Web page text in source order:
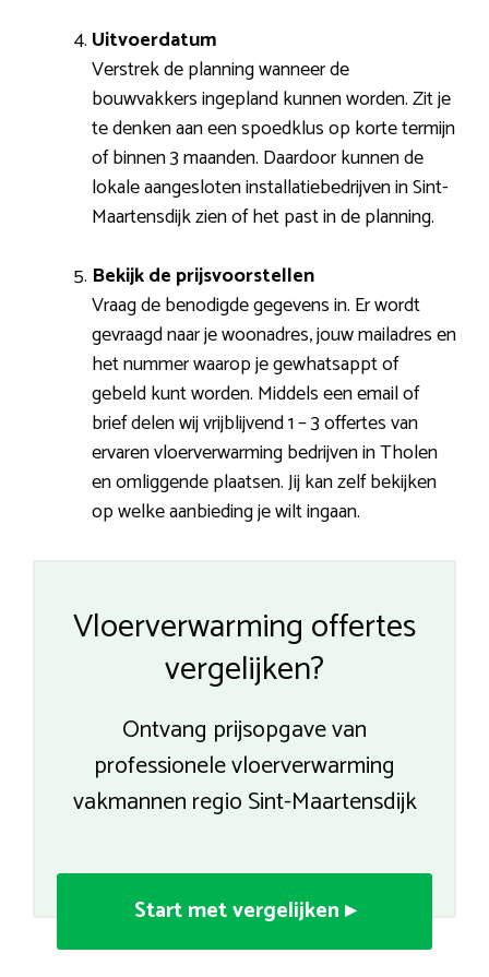
Uitvoerdatum
Verstrek de planning wanneer de
bouwvakkers ingepland kunnen worden. Zit je
te denken aan een spoedklus op korte termijn
of binnen 3 maanden. Daardoor kunnen de
lokale aangesloten installatiebedrijven in Sint-
Maartensdijk zien of het past in de planning.
Bekijk de prijsvoorstellen
Vraag de benodigde gegevens in. Er wordt
gevraagd naar je woonadres, jouw mailadres en
het nummer waarop je gewhatsappt of
gebeld kunt worden. Middels een email of
brief delen wij vrijblijvend 1 – 3 offertes van
ervaren vloerverwarming bedrijven in Tholen
en omliggende plaatsen. Jij kan zelf bekijken
op welke aanbieding je wilt ingaan.
Vloerverwarming offertes
vergelijken?
Ontvang prijsopgave van
professionele vloerverwarming
vakmannen regio Sint-Maartensdijk
Start met vergelijken ▸